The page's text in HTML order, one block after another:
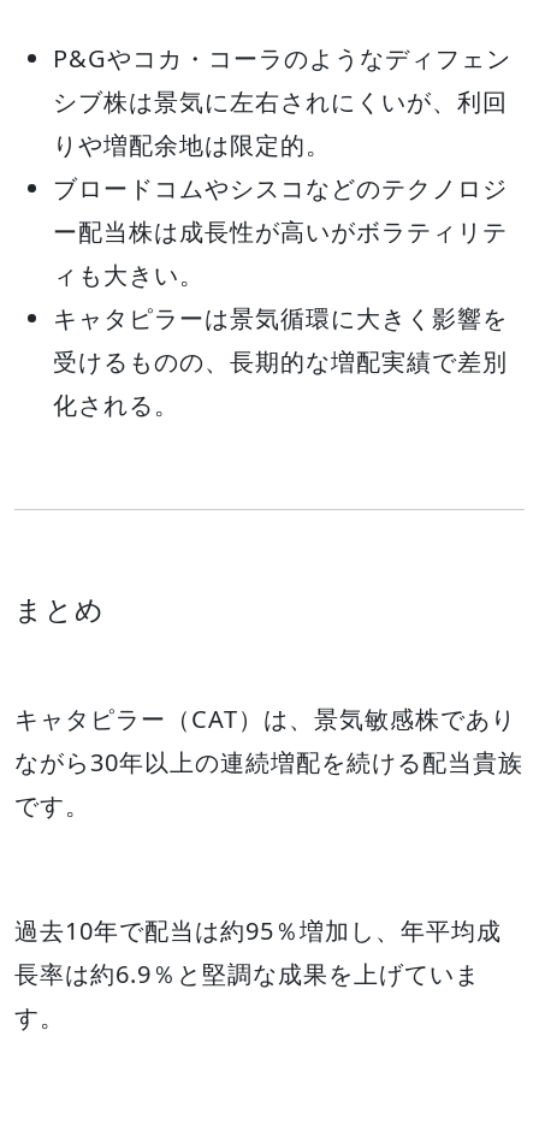
P&Gやコカ・コーラのようなディフェン
シブ株は景気に左右されにくいが、利回
りや増配余地は限定的。
ブロードコムやシスコなどのテクノロジ
ー配当株は成長性が高いがボラティリテ
ィも大きい。
キャタピラーは景気循環に大きく影響を
受けるものの、長期的な増配実績で差別
化される。
まとめ
キャタピラー（CAT）は、景気敏感株であり
ながら30年以上の連続増配を続ける配当貴族
です。
過去10年で配当は約95％増加し、年平均成
長率は約6.9％と堅調な成果を上げていま
す。